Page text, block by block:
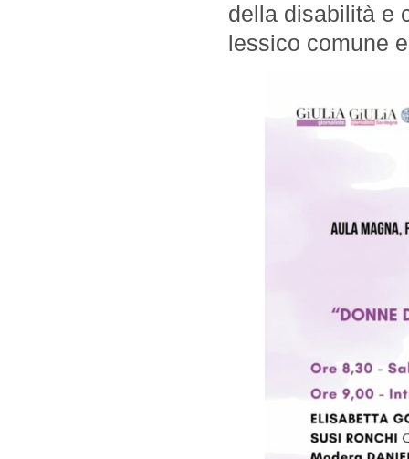
della disabilità e
lessico comune